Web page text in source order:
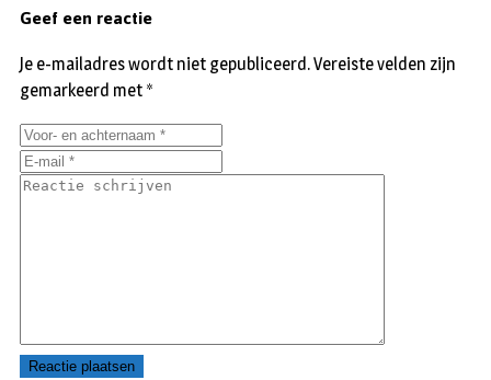
Geef een reactie
Je e-mailadres wordt niet gepubliceerd.Vereiste velden zijn
gemarkeerd met *